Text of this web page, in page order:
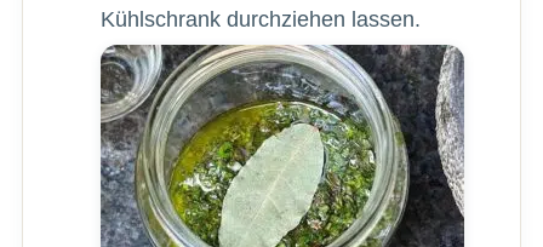
Kühlschrank durchziehen lassen.